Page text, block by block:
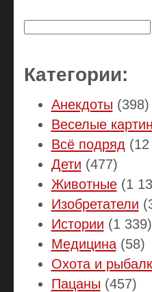
Категории:
Анекдоты (398)
Веселые
Всё подряд
Дети (477)
Животные(1
Изобретатели
Истории (1 339)
Медицина(58)
Охота и
Пацаны (457)